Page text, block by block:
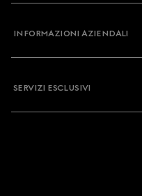
INFORMAZIONI AZIENDALI
SERVIZI ESCLUSIVI